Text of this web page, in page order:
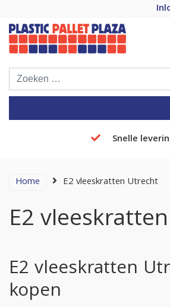
Plastic Pallet Plaza
Plastic Pallets Plaza, de nummer 1 in
Europa!
Snelle
Home E2 vleeskratten Utrecht
E2
E2 vleeskratten
kopen